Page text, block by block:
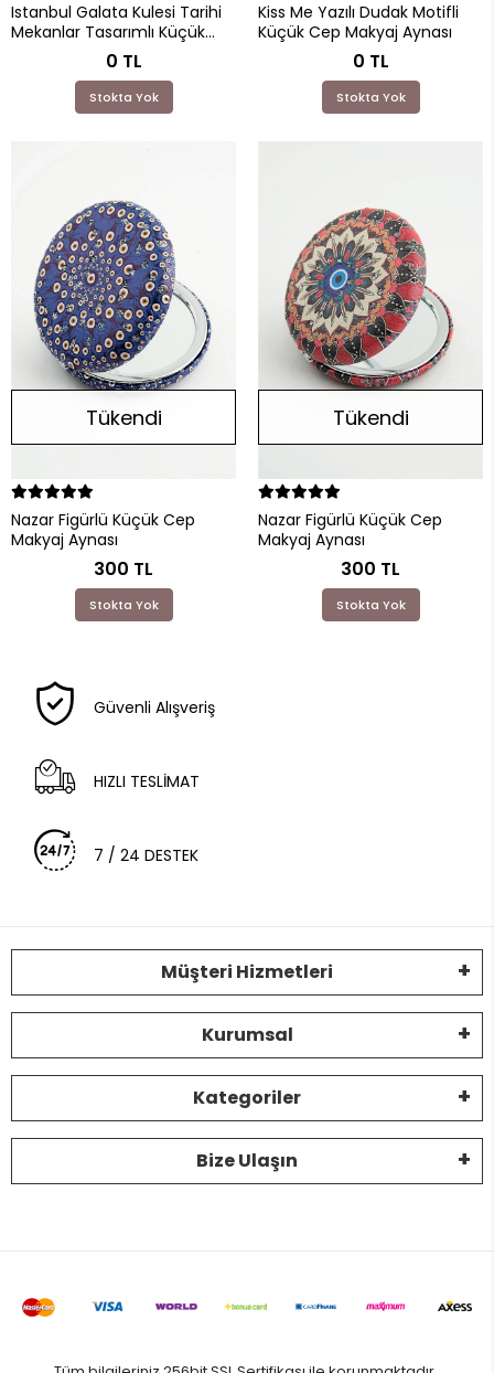
Istanbul Galata Kulesi Tarihi
Mekanlar Tasarımlı Küçük
Cep Makyaj Aynası
0 TL
Stokta Yok
Kiss Me Yazılı Dudak Motifli
Küçük Cep Makyaj Aynası
0 TL
Stokta Yok
Tükendi
Nazar Figürlü Küçük Cep
Makyaj Aynası
300 TL
Stokta Yok
Tükendi
Nazar Figürlü Küçük Cep
Makyaj Aynası
300 TL
Stokta Yok
Güvenli Alışveriş
HIZLI TESLİMAT
7 / 24 DESTEK
Müşteri Hizmetleri
Kurumsal
Kategoriler
Bize Ulaşın